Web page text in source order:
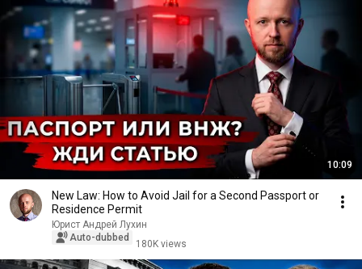
10:09
New Law: How to Avoid Jail for a Second Passport or
Residence Permit
Юрист Андрей Лухин
Auto-dubbed
180K views